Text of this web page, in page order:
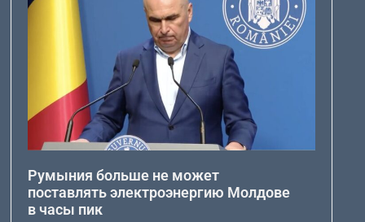
Румыния больше не может
поставлять электроэнергию Молдове
в часы пик